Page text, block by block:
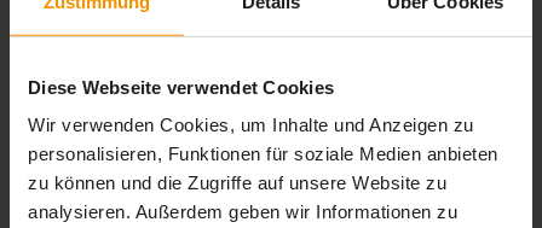
Diese Webseite verwendet Cookies
Wir verwenden Cookies, um Inhalte und Anzeigen zu
personalisieren, Funktionen für soziale Medien anbieten
zu können und die Zugriffe auf unsere Website zu
analysieren. Außerdem geben wir Informationen zu
movie Video-Inhalt timelapse 0 Std. 2 Min.
Bewertungen
Gesamtbewertung